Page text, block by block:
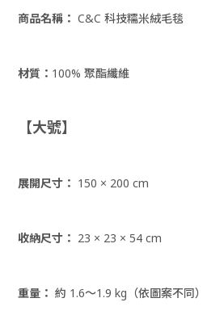
商品名稱： C&C 科技糯米絨毛毯
材質： 100% 聚酯纖維
【大號】
展開尺寸： 150 × 200 cm
收納尺寸： 23 × 23 × 54 cm
重量： 約 1.6～1.9 kg（依圖案不同）